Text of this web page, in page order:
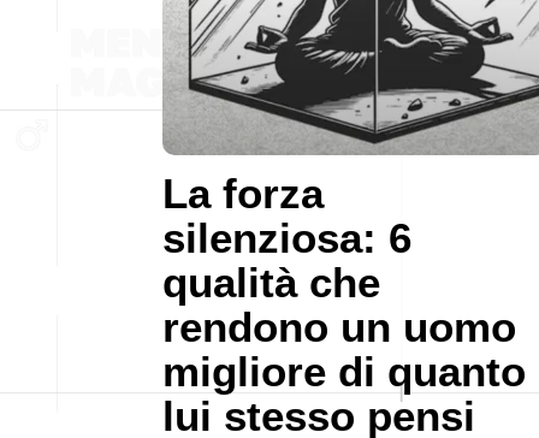
La forza
silenziosa: 6
qualità che
rendono un uomo
migliore di quanto
lui stesso pensi